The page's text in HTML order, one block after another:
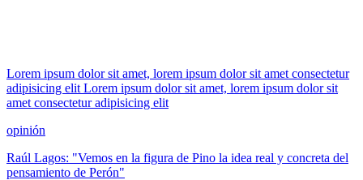
Lorem ipsum dolor sit amet, lorem ipsum dolor sit amet consectetur
adipisicing elit Lorem ipsum dolor sit amet, lorem ipsum dolor sit
amet consectetur adipisicing elit
opinión
Raúl Lagos: "Vemos en la figura de Pino la idea real y concreta del
pensamiento de Perón"